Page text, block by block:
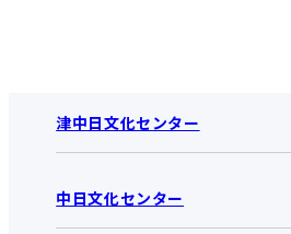
津中日文化センター
津中日文化センターHOME
お知らせ
中日文化センター